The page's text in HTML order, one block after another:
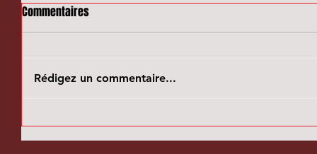
Commentaires
Rédigez un commentaire...